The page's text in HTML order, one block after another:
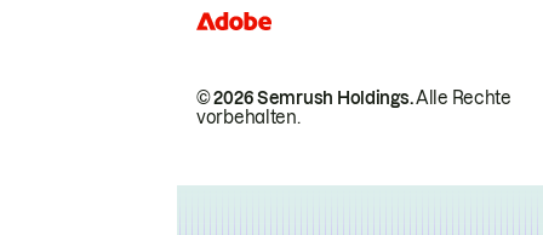
© 2026 Semrush Holdings.Alle Rechte
vorbehalten.